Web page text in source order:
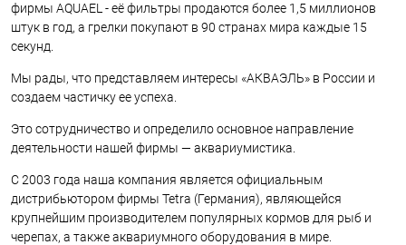
фирмы AQUAEL - её фильтры продаются более 1,5 миллионов
штук в год, а грелки покупают в 90 странах мира каждые 15
секунд.
Мы рады, что представляем интересы «АКВАЭЛЬ» в России и
создаем частичку ее успеха.
Это сотрудничество и определило основное направление
деятельности нашей фирмы — аквариумистика.
С 2003 года наша компания является официальным
дистрибьютором фирмы Tetra (Германия), являющейся
крупнейшим производителем популярных кормов для рыб и
черепах, а также аквариумного оборудования в мире.